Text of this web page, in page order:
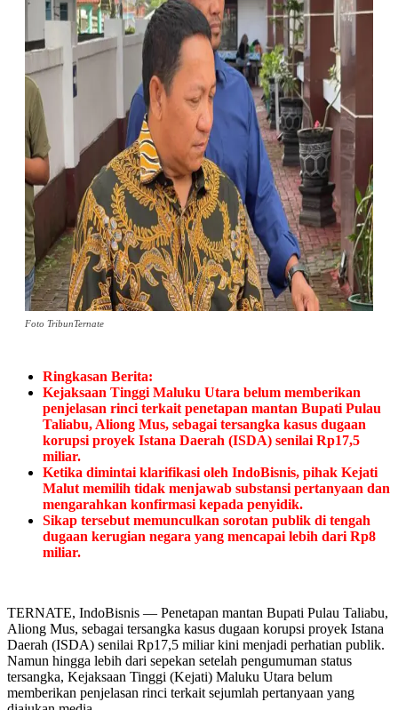
Foto TribunTernate
Ringkasan Berita:
Kejaksaan Tinggi Maluku Utara belum memberikan
penjelasan rinci terkait penetapan mantan Bupati Pulau
Taliabu, Aliong Mus, sebagai tersangka kasus dugaan
korupsi proyek Istana Daerah (ISDA) senilai Rp17,5
miliar.
Ketika dimintai klarifikasi oleh IndoBisnis, pihak Kejati
Malut memilih tidak menjawab substansi pertanyaan dan
mengarahkan konfirmasi kepada penyidik.
Sikap tersebut memunculkan sorotan publik di tengah
dugaan kerugian negara yang mencapai lebih dari Rp8
miliar.
TERNATE, IndoBisnis — Penetapan mantan Bupati Pulau Taliabu,
Aliong Mus, sebagai tersangka kasus dugaan korupsi proyek Istana
Daerah (ISDA) senilai Rp17,5 miliar kini menjadi perhatian publik.
Namun hingga lebih dari sepekan setelah pengumuman status
tersangka, Kejaksaan Tinggi (Kejati) Maluku Utara belum
memberikan penjelasan rinci terkait sejumlah pertanyaan yang